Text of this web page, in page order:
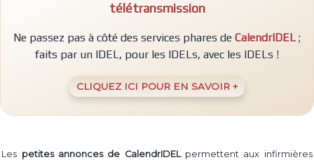
télétransmission
Ne passez pas à côté des services phares de CalendrIDEL ;
faits par un IDEL, pour les IDELs, avec les IDELs !
CLIQUEZ ICI POUR EN SAVOIR +
Les petites annonces de CalendrIDELpermettent aux infirmières